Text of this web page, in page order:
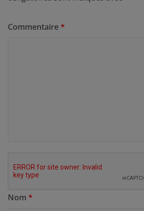
Commentaire*
Nom *